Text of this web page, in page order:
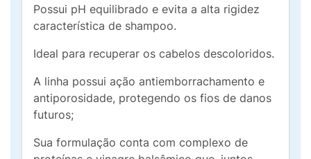
Possui pH equilibrado e evita a alta rigidez
característica de shampoo.
Ideal para recuperar os cabelos descoloridos.
A linha possui ação antiemborrachamento e
antiporosidade, protegendo os fios de danos
futuros;
Sua formulação conta com complexo de